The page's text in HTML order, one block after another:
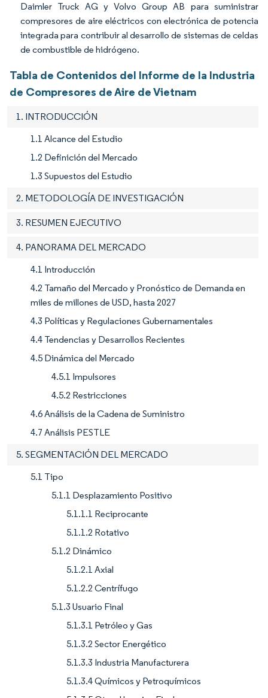
Daimler Truck AG y Volvo Group AB para suministrar
compresores de aire eléctricos con electrónica de potencia
integrada para contribuir al desarrollo de sistemas de celdas
de combustible de hidrógeno.
Tabla de Contenidos del Informe de la Industria
de Compresores de Aire de Vietnam
1. INTRODUCCIÓN
1.1 Alcance del Estudio
1.2 Definición del Mercado
1.3 Supuestos del Estudio
2. METODOLOGÍA DE INVESTIGACIÓN
3. RESUMEN EJECUTIVO
4. PANORAMA DEL MERCADO
4.1 Introducción
4.2 Tamaño del Mercado y Pronóstico de Demanda en
miles de millones de USD, hasta 2027
4.3 Políticas y Regulaciones Gubernamentales
4.4 Tendencias y Desarrollos Recientes
4.5 Dinámica del Mercado
4.5.1 Impulsores
4.5.2 Restricciones
4.6 Análisis de la Cadena de Suministro
4.7 Análisis PESTLE
5. SEGMENTACIÓN DEL MERCADO
5.1 Tipo
5.1.1 Desplazamiento Positivo
5.1.1.1 Reciprocante
5.1.1.2 Rotativo
5.1.2 Dinámico
5.1.2.1 Axial
5.1.2.2 Centrífugo
5.1.3 Usuario Final
5.1.3.1 Petróleo y Gas
5.1.3.2 Sector Energético
5.1.3.3 Industria Manufacturera
5.1.3.4 Químicos y Petroquímicos